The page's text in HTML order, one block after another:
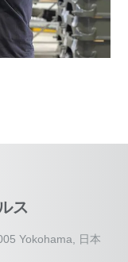
ス
Yokohama, 日本